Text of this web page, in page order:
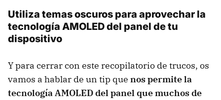
Utiliza temas oscuros para aprovechar la
tecnología AMOLED del panel de tu
dispositivo
Y para cerrar con este recopilatorio de trucos, os
vamos a hablar de un tip que nos permite la
tecnología AMOLED del panel que muchos de